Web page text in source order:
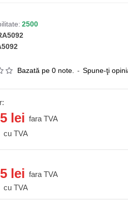
2500
Bazată pe 0 note. - Spune-ţi
lei fara TVA
cu TVA
lei fara TVA
cu TVA